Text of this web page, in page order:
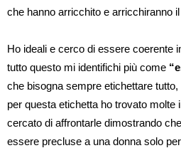
che hanno arricchito e arricchiranno
Ho ideali e cerco di essere coerente
tutto questo mi identifichi più come
che bisogna sempre etichettare
per questa etichetta ho trovato molte
cercato di affrontarle dimostrando
essere precluse a una donna solo